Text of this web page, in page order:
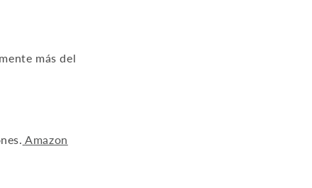
más del
Amazon